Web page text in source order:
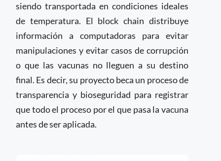
siendo transportada en condiciones ideales
de temperatura. El block chain distribuye
información a computadoras para evitar
manipulaciones y evitar casos de corrupción
o que las vacunas no lleguen a su destino
final. Es decir, su proyecto beca un proceso de
transparencia y bioseguridad para registrar
que todo el proceso por el que pasa la vacuna
antes de ser aplicada.